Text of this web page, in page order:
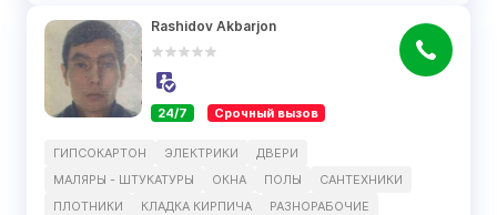
Rashidov Akbarjon
24/7 Срочный вызов
ГИПСОКАРТОН ЭЛЕКТРИКИ
ДВЕРИ
МАЛЯРЫ - ШТУКАТУРЫ
ОКНА ПОЛЫ
САНТЕХНИКИ
ПЛОТНИКИ
КЛАДКА КИРПИЧА РАЗНОРАБОЧИЕ